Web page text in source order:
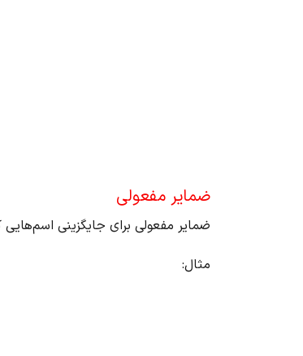
ضمایر مفعولی
ضمایر مفعولی برای جایگزینی
مثال: